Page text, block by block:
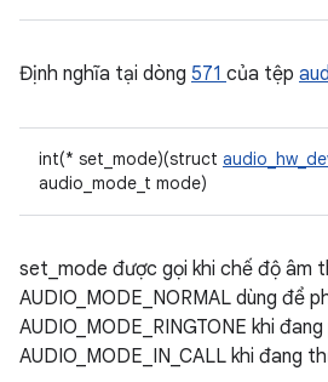
Định nghĩa tại dòng 571 của tệp
int(* set_mode)(struct
audio_mode_t mode)
set_mode được gọi khi chế độ âm
AUDIO_MODE_NORMAL dùng để
AUDIO_MODE_RINGTONE khi
AUDIO_MODE_IN_CALL khi đang